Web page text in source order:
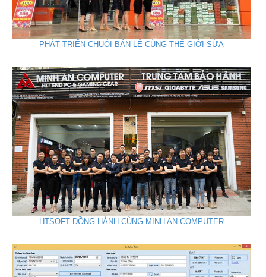
PHÁT TRIỂN CHUỖI BÁN LẺ CÙNG THẾ GIỚI SỮA
HTSOFT ĐỒNG HÀNH CÙNG MINH AN COMPUTER